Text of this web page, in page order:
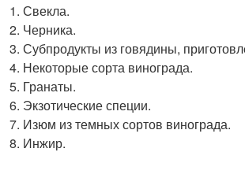
Свекла.
Черника.
Субпродукты из говядины,
Некоторые сорта винограда.
Гранаты.
Экзотические специи.
Изюм из темных сортов винограда.
Инжир.